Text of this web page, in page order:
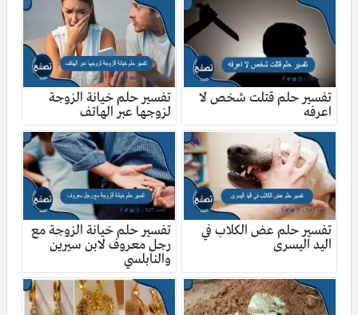
تفسير حلم قتلت شخص لا
اعرفه
تفسير حلم خيانة الزوجة
لزوجها عبر الهاتف
تفسير حلم عض الكلاب في
اليد اليسرى
تفسير حلم خيانة الزوجة مع
رجل معروف لابن سيرين
والنابلسي